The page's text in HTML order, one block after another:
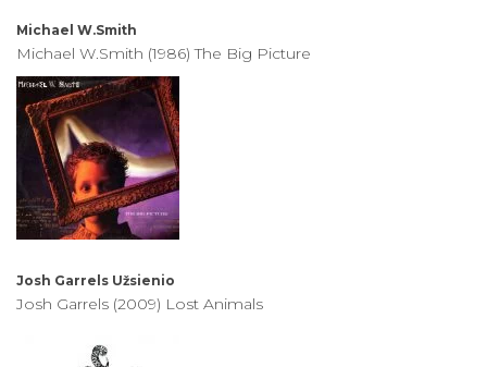
Michael W.Smith
Michael W.Smith (1986) The Big Picture
Josh Garrels Užsienio
Josh Garrels (2009) Lost Animals